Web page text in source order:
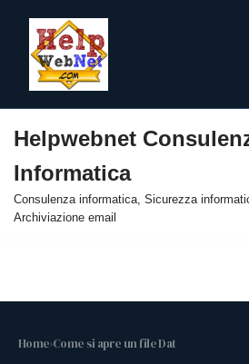
al
contenuto
Helpwebnet
Informatica
Consulenza informatica, Sicurezza
Archiviazione email
Home›Come si apre un file Dat